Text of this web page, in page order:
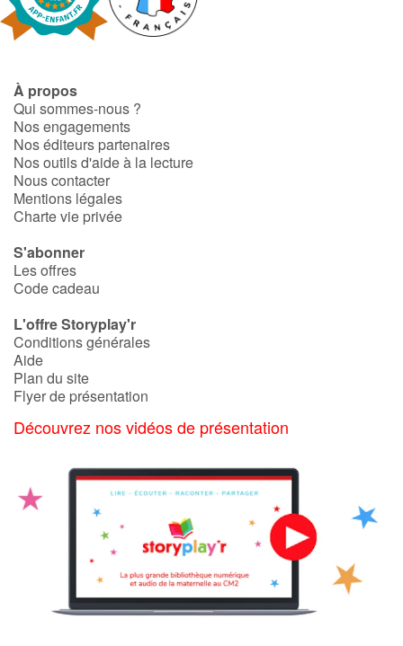
Fable, mythe, littérature et poésie
Ogres, monstres et sorcières
Héroïnes et héros
Écologie, nature, saisons
Les animaux
Voyage, épopée, enquête, aventure
Autour du monde
Apprentissage
Art, espace, activité
En famille
Quotidien et loisirs
À propos
Qui sommes-nous ?
Nos engagements
Nos éditeurs partenaires
Nos outils d'aide à la lecture
Nous contacter
Mentions légales
Charte vie privée
S'abonner
Les offres
Code cadeau
L'offre Storyplay'r
Conditions générales
Aide
Plan du site
Flyer de présentation
Découvrez nos vidéos de présentation